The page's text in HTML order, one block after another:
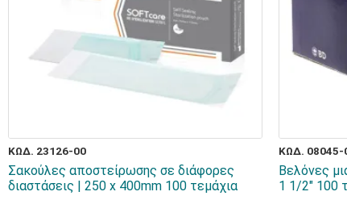
ΚΩΔ. 23126-00
Σακούλες αποστείρωσης σε διάφορες
διαστάσεις | 250 x 400mm 100 τεμάχια
ΚΩΔ. 08045-
Βελόνες
1 1/2" 100